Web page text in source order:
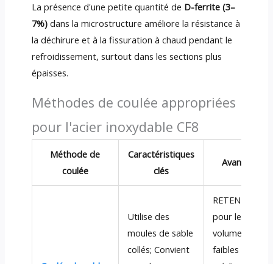
La présence d'une petite quantité de D-ferrite (3–
7%)dans la microstructure améliore la résistance à
la déchirure et à la fissuration à chaud pendant le
refroidissement, surtout dans les sections plus
épaisses.
Méthodes de coulée appropriées
pour l'acier inoxydable CF8
Méthode de
coulée
Caractéristiques
clés
Avantages
Utilise des
moules de sable
collés; Convient
RETENDANT
pour les
volumes
faibles à